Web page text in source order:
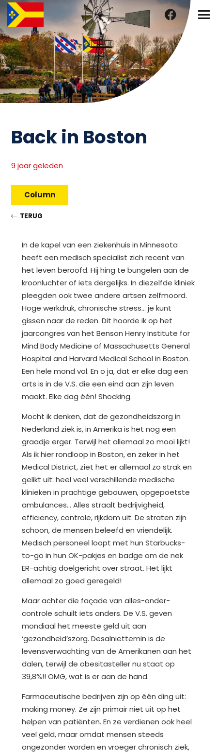
Back in Boston
9 jaar geleden
Column
TERUG
In de kapel van een ziekenhuis in Minnesota
heeft een medisch specialist zich recent van
het leven beroofd. Hij hing te bungelen aan de
kroonluchter of iets dergelijks. In diezelfde kliniek
pleegden ook twee andere artsen zelfmoord.
Hoge werkdruk, chronische stress… je kunt
gissen naar de reden. Dit hoorde ik op het
jaarcongres van het Benson Henry Institute for
Mind Body Medicine of Massachusetts General
Hospital and Harvard Medical School in Boston.
Een hele mond vol. En o ja, dat er elke dag een
arts is in de V.S. die een eind aan zijn leven
maakt. Elke dag één! Shocking.
Mocht ik denken, dat de gezondheidszorg in
Nederland ziek is, in Amerika is het nog een
graadje erger. Terwijl het allemaal zo mooi lijkt!
Als ik hier rondloop in Boston, en zeker in het
Medical District, ziet het er allemaal zo strak en
gelikt uit: heel veel verschillende medische
klinieken in prachtige gebouwen, opgepoetste
ambulances… Alles straalt bedrijvigheid,
efficiency, controle, rijkdom uit. De straten zijn
schoon, de mensen beleefd en vriendelijk.
Medisch personeel loopt met hun Starbucks-
to-go in hun OK-pakjes en badge om de nek
ER-achtig doelgericht over straat. Het lijkt
allemaal zo goed geregeld!
Maar achter die façade van alles-onder-
controle schuilt iets anders. De V.S. geven
mondiaal het meeste geld uit aan
‘gezondheid’szorg. Desalniettemin is de
levensverwachting van de Amerikanen aan het
dalen, terwijl de obesitasteller nu staat op
39,8%!! OMG, wat is er aan de hand.
Farmaceutische bedrijven zijn op één ding uit:
making money. Ze zijn primair niet uit op het
helpen van patiënten. En ze verdienen ook heel
veel geld, maar omdat mensen steeds
ongezonder worden en vroeger chronisch ziek,